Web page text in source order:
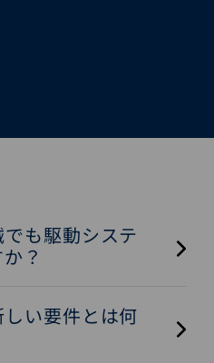
も駆動システ
？
い要件とは何